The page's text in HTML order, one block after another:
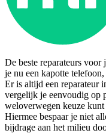
De beste reparateurs
je nu een kapotte
Er is altijd een reparateur
vergelijk je eenvoudig op
weloverwegen keuze
Hiermee bespaar je niet
bijdrage aan het milieu